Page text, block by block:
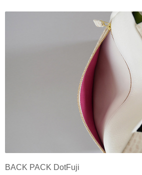
BACK PACK DotFuji